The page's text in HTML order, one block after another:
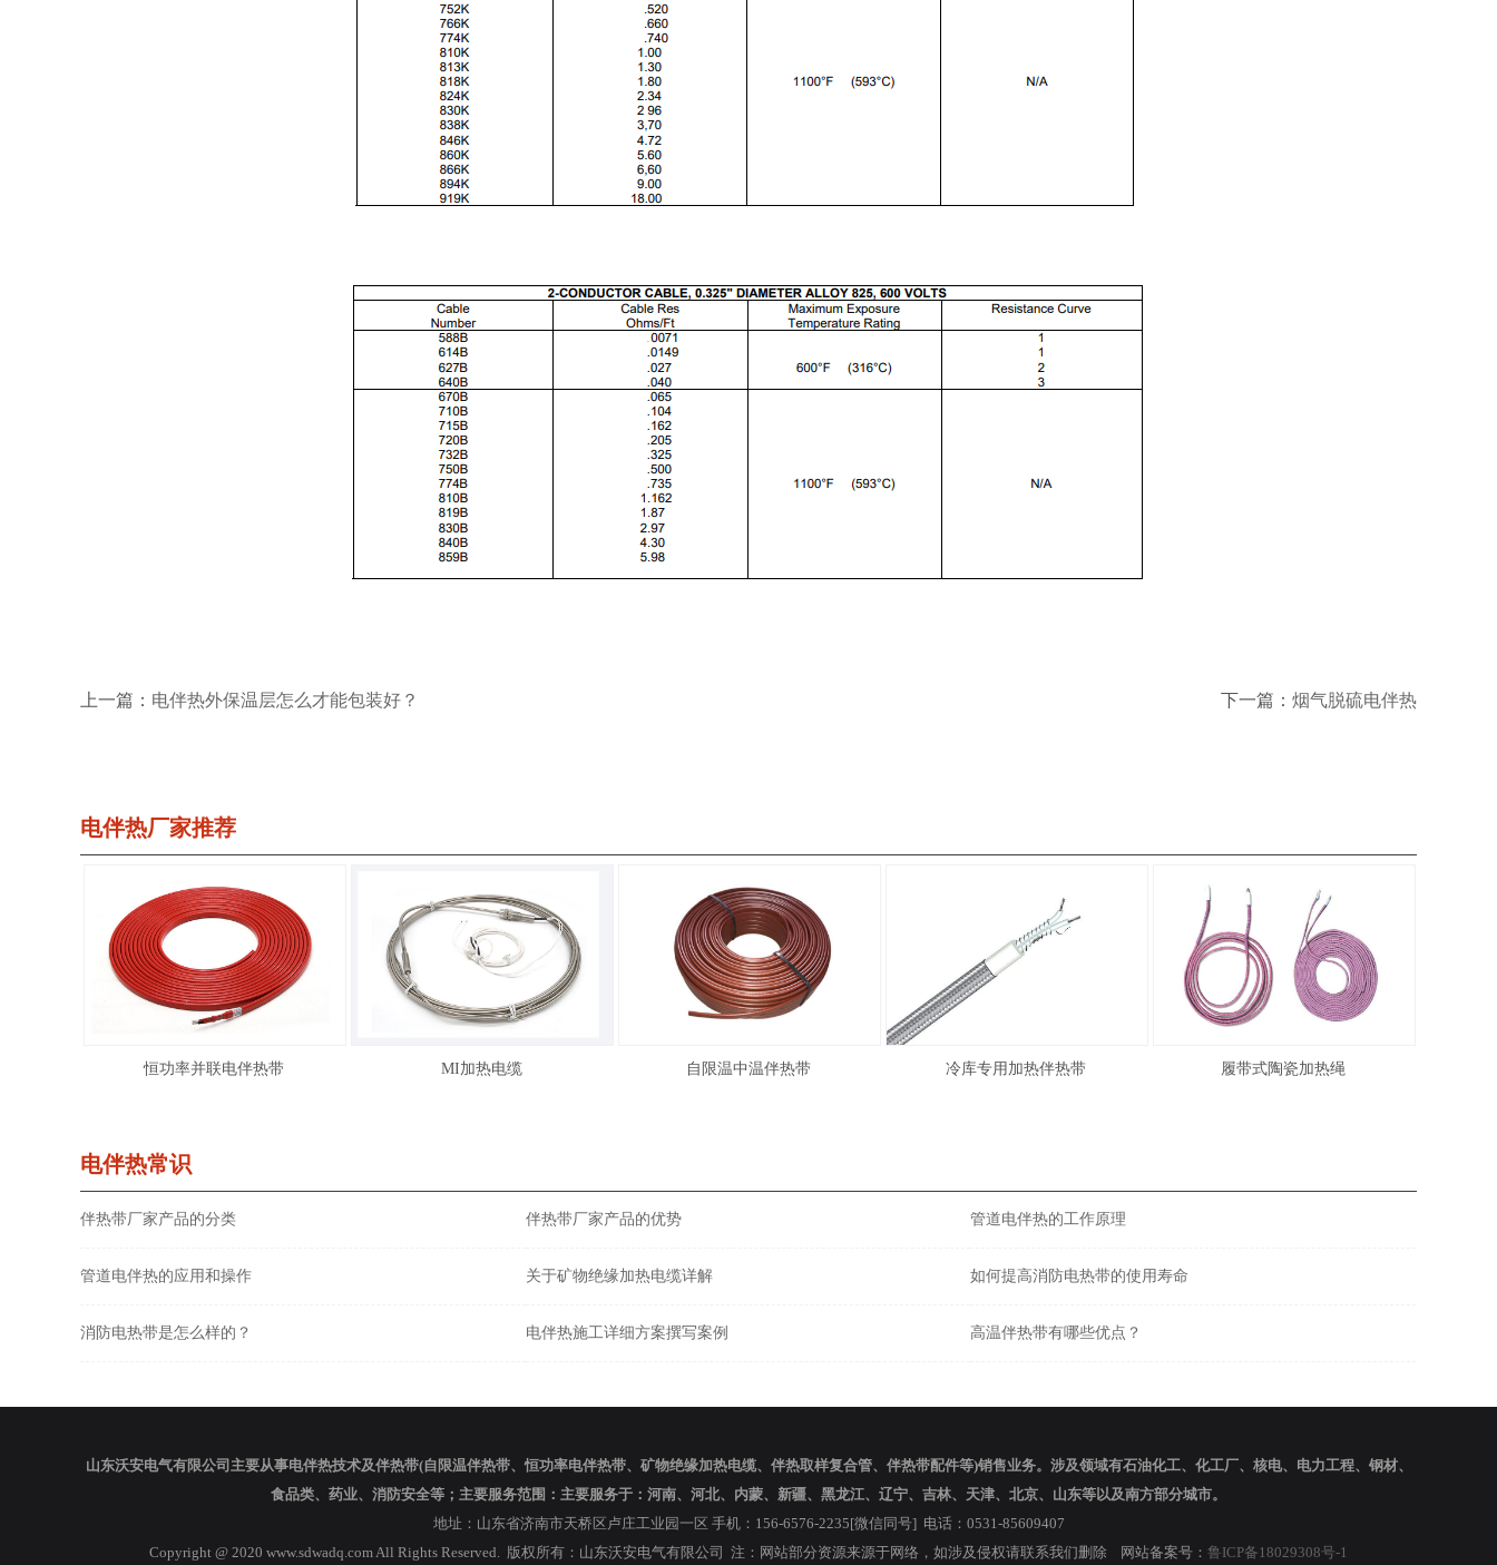
上一篇： 电伴热外保温层怎么才能包装好？ 下一篇： 烟气脱硫电伴热
电伴热厂家推荐
恒功率并联电伴热带 MI加热电缆 自限温中温伴热带 冷库专用加热伴热带 履带式陶瓷加热绳
电伴热常识
伴热带厂家产品的分类 伴热带厂家产品的优势 管道电伴热的工作原理
管道电伴热的应用和操作 关于矿物绝缘加热电缆详解 如何提高消防电热带的使用寿命
消防电热带是怎么样的？ 电伴热施工详细方案撰写案例 高温伴热带有哪些优点？
山东沃安电气有限公司主要从事电伴热技术及伴热带(自限温伴热带、恒功率电伴热带、矿物绝缘加热电缆、伴热取样复合管、伴热带配件等)销售业务。涉及领域有石油化工、化工厂、核电、电力工程、钢材、
食品类、药业、消防安全等；主要服务范围：主要服务于：河南、河北、内蒙、新疆、黑龙江、辽宁、吉林、天津、北京、山东等以及南方部分城市。
地址：山东省济南市天桥区卢庄工业园一区 手机：156-6576-2235[微信同号] 电话：0531-85609407
Copyright @ 2020 www.sdwadq.com All Rights Reserved. 版权所有：山东沃安电气有限公司 注：网站部分资源来源于网络，如涉及侵权请联系我们删除 网站备案号： 鲁ICP备18029308号-1